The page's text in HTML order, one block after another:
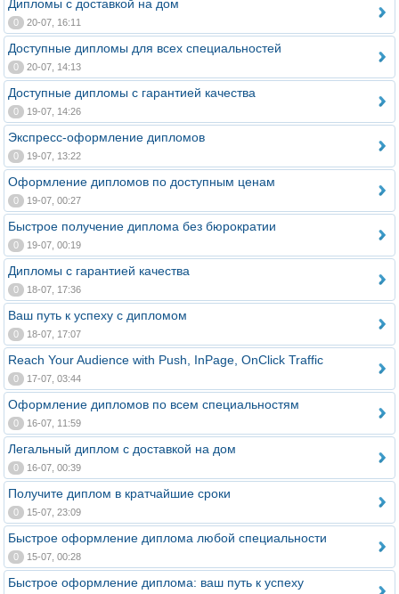
Дипломы с доставкой на дом
0 20-07, 16:11
Доступные дипломы для всех специальностей
0 20-07, 14:13
Доступные дипломы с гарантией качества
0 19-07, 14:26
Экспресс-оформление дипломов
0 19-07, 13:22
Оформление дипломов по доступным ценам
0 19-07, 00:27
Быстрое получение диплома без бюрократии
0 19-07, 00:19
Дипломы с гарантией качества
0 18-07, 17:36
Ваш путь к успеху с дипломом
0 18-07, 17:07
Reach Your Audience with Push, InPage, OnClick Traffic
0 17-07, 03:44
Оформление дипломов по всем специальностям
0 16-07, 11:59
Легальный диплом с доставкой на дом
0 16-07, 00:39
Получите диплом в кратчайшие сроки
0 15-07, 23:09
Быстрое оформление диплома любой специальности
0 15-07, 00:28
Быстрое оформление диплома: ваш путь к успеху